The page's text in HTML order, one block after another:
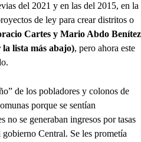
del 2021 y en las del 2015, en la
de ley para crear distritos o
Cartes y Mario Abdo Benítez
la lista más abajo), pero ahora este
de los pobladores y colonos de
porque se sentían
no se generaban ingresos por tasas
Central. Se les prometía